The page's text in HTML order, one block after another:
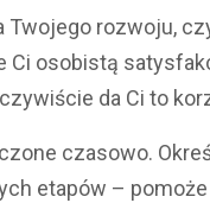
Twojego rozwoju,
Ci osobistą
da Ci to
czasowo.
etapów –